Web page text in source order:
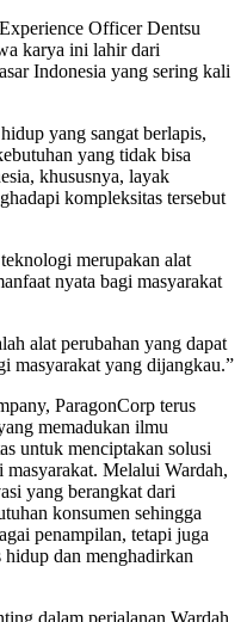
Officer Dentsu
karya ini lahir dari
Indonesia yang sering kali
yang sangat berlapis,
yang tidak bisa
khususnya, layak
kompleksitas tersebut
merupakan alat
nyata bagi masyarakat
alat perubahan yang dapat
masyarakat yang dijangkau.”
ParagonCorp terus
memadukan ilmu
untuk menciptakan solusi
masyarakat. Melalui Wardah,
yang berangkat dari
konsumen sehingga
penampilan, tetapi juga
dan menghadirkan
dalam perjalanan Wardah